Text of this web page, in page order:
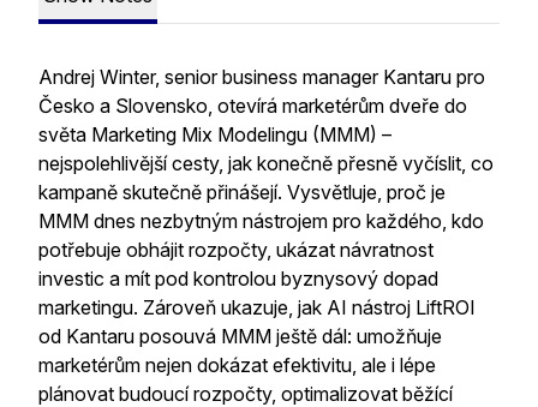
Andrej Winter, senior business manager Kantaru pro
Česko a Slovensko, otevírá marketérům dveře do
světa Marketing Mix Modelingu (MMM) –
nejspolehlivější cesty, jak konečně přesně vyčíslit, co
kampaně skutečně přinášejí. Vysvětluje, proč je
MMM dnes nezbytným nástrojem pro každého, kdo
potřebuje obhájit rozpočty, ukázat návratnost
investic a mít pod kontrolou byznysový dopad
marketingu. Zároveň ukazuje, jak AI nástroj LiftROI
od Kantaru posouvá MMM ještě dál: umožňuje
marketérům nejen dokázat efektivitu, ale i lépe
plánovat budoucí rozpočty, optimalizovat běžící